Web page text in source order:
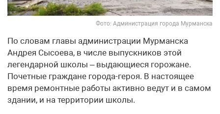
Фото: Администрация города Мурманска
По словам главы администрации Мурманска
Андрея Сысоева, в числе выпускников этой
легендарной школы – выдающиеся горожане.
Почетные граждане города-героя. В настоящее
время ремонтные работы активно ведут и в самом
здании, и на территории школы.